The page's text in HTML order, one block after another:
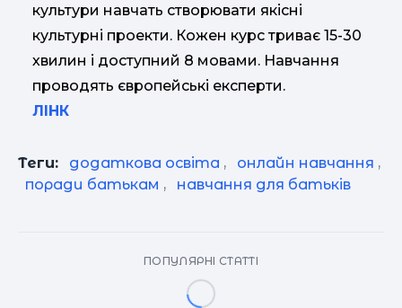
культури навчать створювати якісні
культурні проекти. Кожен курс триває 15-30
хвилин і доступний 8 мовами. Навчання
проводять європейські експерти.
ЛІНК
Теги: додаткова освіта , онлайн навчання ,
поради батькам , навчання для батьків
ПОПУЛЯРНІ СТАТТІ